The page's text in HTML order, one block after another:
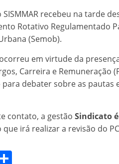
SISMMAR recebeu na tarde
Rotativo Regulamentado
(Semob).
em virtude da
Carreira e Remuneração
debater sobre as pautas
contato, a gestão Sindicato
que irá realizar a revisão do